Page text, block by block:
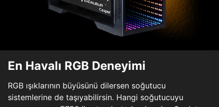
En Havalı RGB Deneyimi
RGB ışıklarının büyüsünü dilersen soğutucu
sistemlerine de taşıyabilirsin. Hangi soğutucuyu